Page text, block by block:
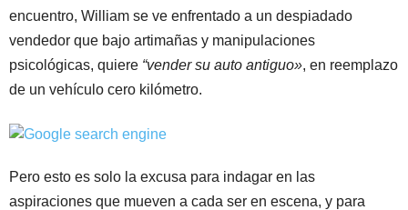
encuentro, William se ve enfrentado a un despiadado
vendedor que bajo artimañas y manipulaciones
psicológicas, quiere “vender su auto antiguo», en reemplazo
de un vehículo cero kilómetro.
Pero esto es solo la excusa para indagar en las
aspiraciones que mueven a cada ser en escena, y para